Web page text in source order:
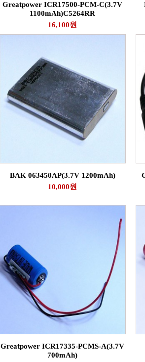
Greatpower ICR17500-PCM-C(3.7V
1100mAh)C5264RR
16,100원
BAK 063450AP(3.7V 1200mAh)
10,000원
Greatpower ICR17335-PCMS-A(3.7V
700mAh)